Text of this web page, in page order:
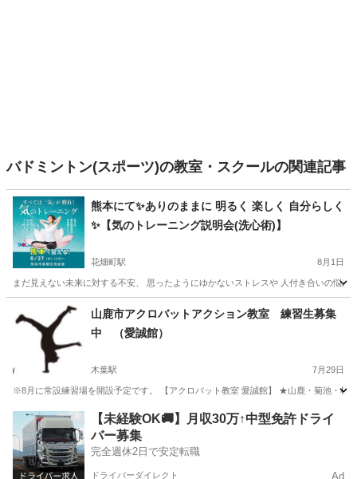
バドミントン(スポーツ)の教室・スクールの関連記事
熊本にて✨️ありのままに 明るく 楽しく 自分らしく
✨️【気のトレーニング説明会(洗心術)】
花畑町駅 8月1日
まだ見えない未来に対する不安、 思ったようにゆかないストレスや 人付き合いの悩
熊本市 花畑町駅 気功 場所
山鹿市アクロバットアクション教室 練習生募集
中 （愛誠館）
木葉駅 7月29日
※8月に常設練習場を開設予定です。 【アクロバット教室 愛誠館】 ★山鹿・菊池・植
熊本 山鹿市 木葉駅 体操 アクロバット
【未経験OK🚚】月収30万↑中型免許ドライ
バー募集
完全週休2日で安定転職
ドライバーダイレクト Ad